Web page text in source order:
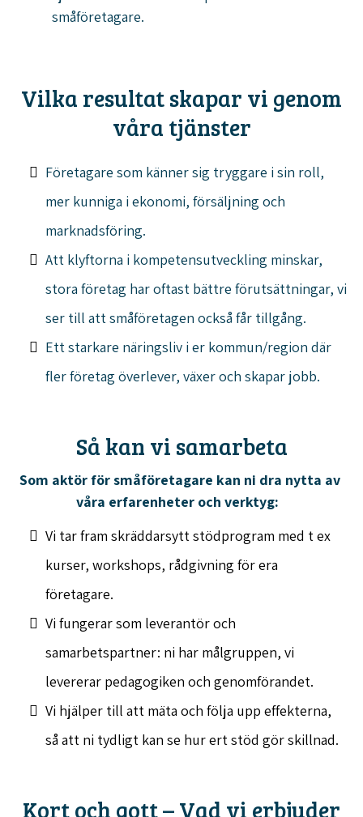
småföretagare.
Vilka resultat skapar vi genom
våra tjänster
Företagare som känner sig tryggare i sin roll,
mer kunniga i ekonomi, försäljning och
marknadsföring.
Att klyftorna i kompetensutveckling minskar,
stora företag har oftast bättre förutsättningar, vi
ser till att småföretagen också får tillgång.
Ett starkare näringsliv i er kommun/region där
fler företag överlever, växer och skapar jobb.
Så kan vi samarbeta
Som aktör för småföretagare kan ni dra nytta av
våra erfarenheter och verktyg:
Vi tar fram skräddarsytt stödprogram med t ex
kurser, workshops, rådgivning för era
företagare.
Vi fungerar som leverantör och
samarbetspartner: ni har målgruppen, vi
levererar pedagogiken och genomförandet.
Vi hjälper till att mäta och följa upp effekterna,
så att ni tydligt kan se hur ert stöd gör skillnad.
Kort och gott – Vad vi erbjuder